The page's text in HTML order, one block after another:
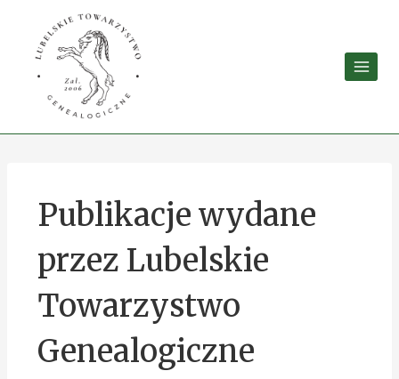
Publikacje wydane
przez Lubelskie
Towarzystwo
Genealogiczne